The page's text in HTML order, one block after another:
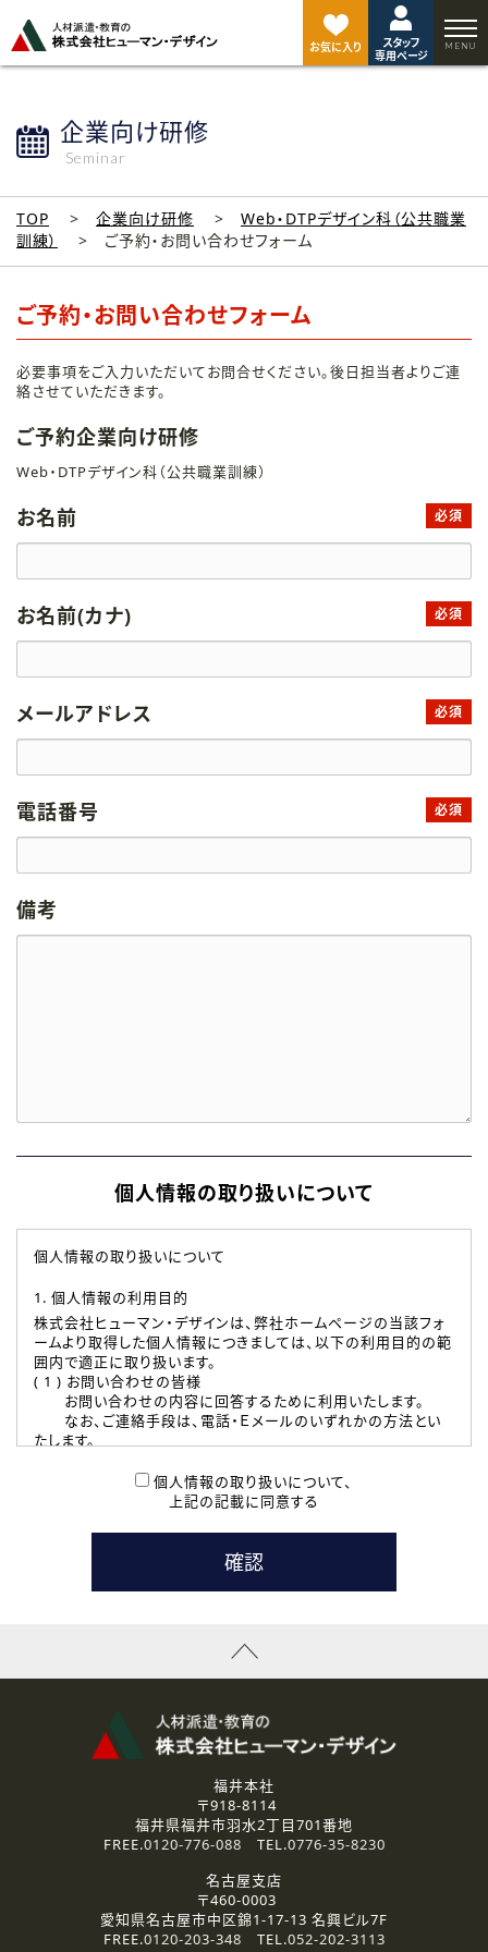
お気に入り
スタッフ
専用ページ
企業向け研修
Seminar
TOP 企業向け研修
Web・DTPデザイン科（公共職業
訓練）
ご予約・お問い合わせフォーム
ご予約・お問い合わせフォーム
必要事項をご入力いただいてお問合せください。後日担当者よりご連
絡させていただきます。
ご予約企業向け研修
Web・DTPデザイン科（公共職業訓練）
お名前 必須
お名前(カナ) 必須
メールアドレス 必須
電話番号 必須
備考
個人情報の取り扱いについて
個人情報の取り扱いについて
1. 個人情報の利用目的
株式会社ヒューマン・デザインは、弊社ホームページの当該フォ
ームより取得した個人情報につきましては、以下の利用目的の範
囲内で適正に取り扱います。
( 1 ) お問い合わせの皆様
お問い合わせの内容に回答するために利用いたします。
なお、ご連絡手段は、電話・Ｅメールのいずれかの方法とい
たします。
本登録に関するご連絡および本登録時の参考情報として利
たします。
( 3 ) スタッフ派遣を検討されている企業の皆様
お問い合わせの内容に回答するために利用いたします。
なお、ご連絡手段は、電話・Ｅメールのいずれかの方法とい
資料送付、受講相談に関するご連絡のために利用いたしま
その他、お問い合わせの内容に回答するために利用いたし
なお、ご連絡手段は、電話・Ｅメールのいずれかの方法とい
2.個人情報の第三者提供
ご提供いただいた個人情報は、法令等の規定に従う場合を除き、
3.個人情報の取り扱いの委託
弊社の定める個人情報保護の評価基準を満たした委託先に、個
人情報を委託する場合があります。
個人情報の取り扱いについて、
上記の記載に同意する
ジ
ト
福井本社
〒918-8114
福井県福井市羽水2丁目701番地
FREE.0120-776-088 TEL.0776-35-8230
名古屋支店
〒460-0003
愛知県名古屋市中区錦1-17-13 名興ビル7F
FREE.0120-203-348 TEL.052-202-3113